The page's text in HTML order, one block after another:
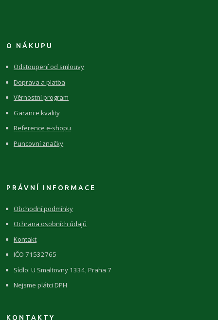
O NÁKUPU
Odstoupení od smlouvy
Doprava a platba
Věrnostní program
Garance kvality
Reference e-shopu
Puncovní značky
PRÁVNÍ INFORMACE
Obchodní podmínky
Ochrana osobních údajů
Kontakt
IČO 71532765
Sídlo: U Smaltovny 1334, Praha 7
Nejsme plátci DPH
KONTAKTY